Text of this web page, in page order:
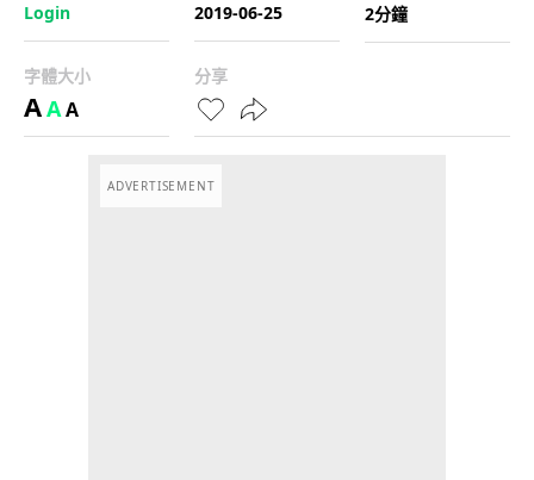
Login
2019-06-25
2分鐘
字體大小
AAA
分享
ADVERTISEMENT